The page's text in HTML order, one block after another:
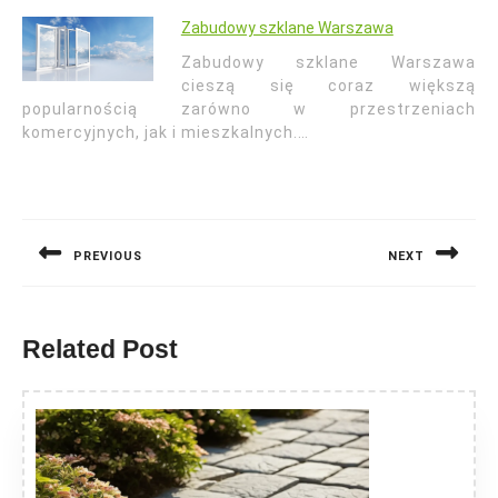
Zabudowy szklane Warszawa
Zabudowy szklane Warszawa
cieszą się coraz większą
popularnością zarówno w przestrzeniach
komercyjnych, jak i mieszkalnych.…
PREVIOUS NEXT
Related Post